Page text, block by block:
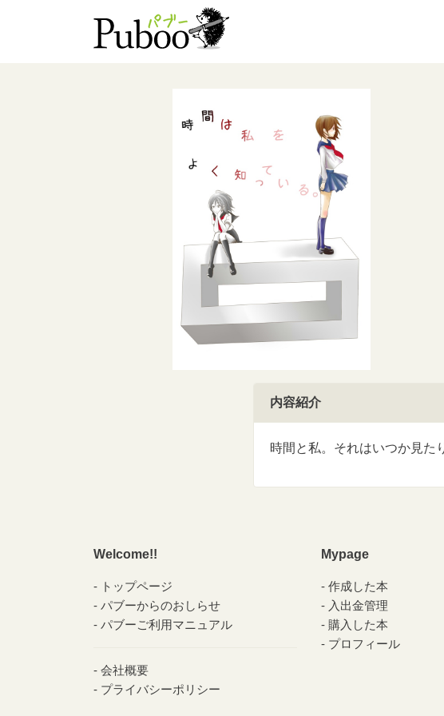
内容紹介
時間と私。それはいつか見た
Welcome!!
トップページ
パブーからのおしらせ
パブーご利用マニュアル
会社概要
プライバシーポリシー
Mypage
作成した本
入出金管理
購入した本
プロフィール